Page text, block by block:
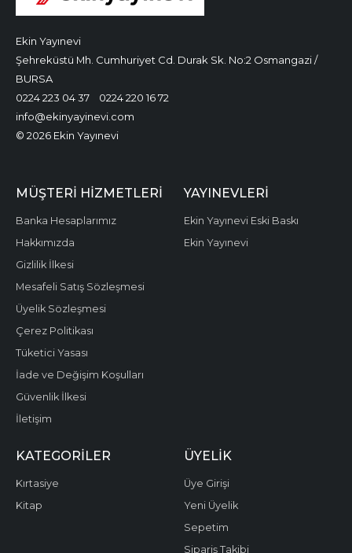
Ekin Yayınevi
Şehreküstü Mh. Cumhuriyet Cd. Durak Sk. No:2 Osmangazi /
BURSA
0224 223 04 37
0224 220 16 72
info@ekinyayinevi.com
© 2026 Ekin Yayınevi
MÜŞTERI HIZMETLERI
Banka Hesaplarımız
Hakkımızda
Gizlilik İlkesi
Mesafeli Satış Sözleşmesi
Üyelik Sözleşmesi
Çerez Politikası
Tüketici Yasası
İade ve Değişim Koşulları
Güvenlik İlkesi
İletişim
YAYINEVLERI
Ekin Yayınevi Eski Baskı
Ekin Yayınevi
KATEGORILER
Kırtasiye
Kitap
ÜYELIK
Üye Girişi
Yeni Üyelik
Sepetim
Sipariş Takibi